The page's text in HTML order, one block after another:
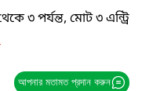
৩ পর্যন্ত, মোট ৩ এন্ট্রি
আপনার মতামত প্রদান করুন